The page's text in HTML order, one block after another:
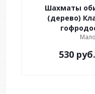
Шахматы
(дерево)
Мало
530руб.